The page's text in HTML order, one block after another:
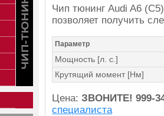
Чип тюнинг Audi A6
позволяет получить
Параметр
Мощность [л. с.]
Крутящий момент [Нм]
Цена: ЗВОНИТЕ! 999-
специалиста